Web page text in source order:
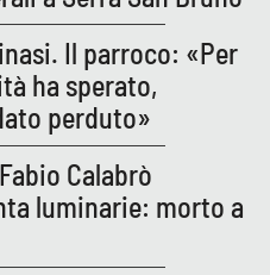
Il parroco: «Per
ha sperato,
perduto»
Calabrò
luminarie: morto a